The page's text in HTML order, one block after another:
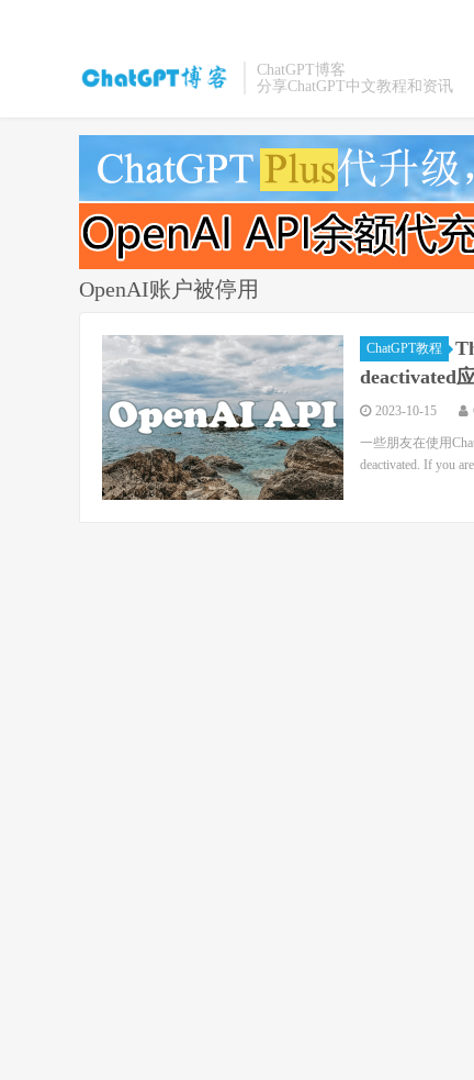
ChatGPT博客
分享ChatGPT中文教程和资讯
OpenAI账户被停用
ChatGPT教程
deactivated
2023-10-15
一些朋友在使用
deactivated. If you